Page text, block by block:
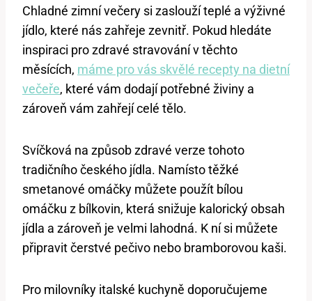
Chladné zimní večery si zaslouží teplé a výživné
jídlo, které nás zahřeje zevnitř. Pokud hledáte
inspiraci pro zdravé stravování v těchto
měsících, máme pro vás skvělé recepty na dietní
večeře, které vám dodají potřebné živiny a
zároveň vám zahřejí celé tělo.
Svíčková na způsob zdravé verze tohoto
tradičního českého jídla. Namísto těžké
smetanové omáčky můžete použít bílou
omáčku z bílkovin, která snižuje kalorický obsah
jídla a zároveň je velmi lahodná. K ní si můžete
připravit čerstvé pečivo nebo bramborovou kaši.
Pro milovníky italské kuchyně doporučujeme